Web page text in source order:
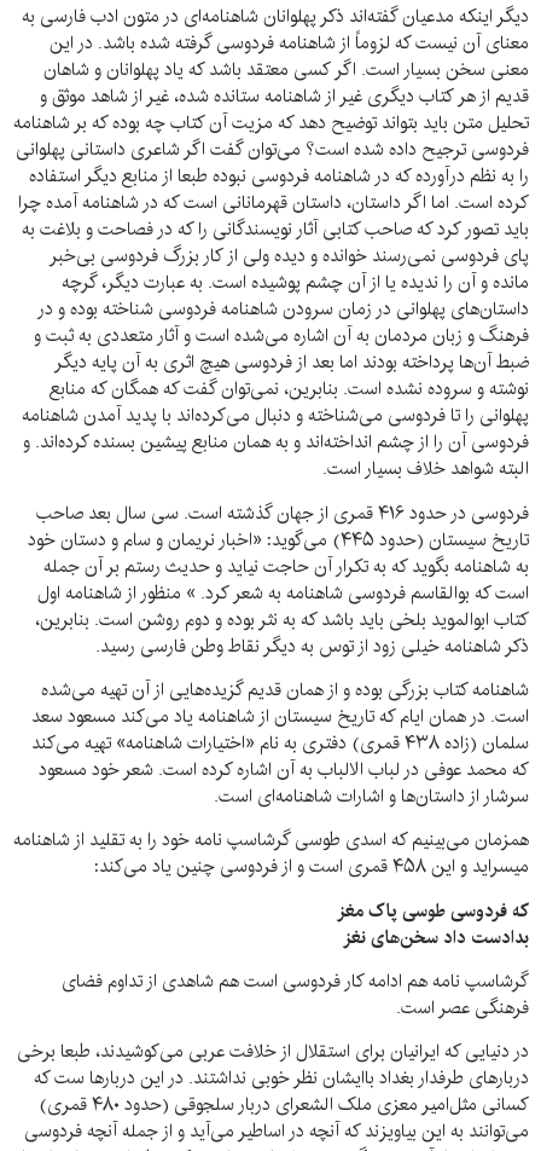
دیگر اینکه مدعیان گفته‌اند ذکر پهلوانان شاهنامه‌ای در متون ادب فارسی به
معنای آن نیست که لزوماً از شاهنامه فردوسی گرفته شده باشد. در این
معنی سخن بسیار است. اگر کسی معتقد باشد که یاد پهلوانان و شاهان
قدیم از هر کتاب دیگری غیر از شاهنامه ستانده شده، غیر از شاهد موثق و
تحلیل متن باید بتواند توضیح دهد که مزیت آن کتاب چه بوده که بر شاهنامه
فردوسی ترجیح داده شده است؟ می‌توان گفت اگر شاعری داستانی پهلوانی
را به نظم درآورده که در شاهنامه فردوسی نبوده طبعا از منابع دیگر استفاده
کرده است. اما اگر داستان، داستان قهرمانانی است که در شاهنامه آمده چرا
باید تصور کرد که صاحب کتابی آثار نویسندگانی را که در فصاحت و بلاغت به
پای فردوسی نمی‌رسند خوانده و دیده ولی از کار بزرگ فردوسی بی‌خبر
مانده و آن را ندیده یا از آن چشم پوشیده است. به عبارت دیگر، گرچه
داستان‌های پهلوانی در زمان سرودن شاهنامه فردوسی شناخته بوده و در
فرهنگ و زبان مردمان به آن اشاره می‌شده است و آثار متعددی به ثبت و
ضبط آن‌ها پرداخته بودند اما بعد از فردوسی هیچ اثری به آن پایه دیگر
نوشته و سروده نشده است. بنابرین، نمی‌توان گفت که همگان که منابع
پهلوانی را تا فردوسی می‌شناخته و دنبال می‌کرده‌اند با پدید آمدن شاهنامه
فردوسی آن را از چشم انداخته‌اند و به همان منابع پیشین بسنده کرده‌اند. و
البته شواهد خلاف بسیار است.
فردوسی در حدود ۴۱۶ قمری از جهان گذشته است. سی سال بعد صاحب
تاریخ سیستان (حدود ۴۴۵) می‌گوید: «اخبار نریمان و سام و دستان خود
به شاهنامه بگوید که به تکرار آن حاجت نیاید و حدیث رستم بر آن جمله
است که بوالقاسم فردوسی شاهنامه به شعر کرد. » منظور از شاهنامه اول
کتاب ابوالموید بلخی باید باشد که به نثر بوده و دوم روشن است. بنابرین،
ذکر شاهنامه خیلی زود از توس به دیگر نقاط وطن فارسی رسید.
شاهنامه کتاب بزرگی بوده و از همان قدیم گزیده‌هایی از آن تهیه می‌شده
است. در همان ایام که تاریخ سیستان از شاهنامه یاد می‌کند مسعود سعد
سلمان (زاده ۴۳۸ قمری) دفتری به نام «اختیارات شاهنامه» تهیه می‌کند
که محمد عوفی در لباب الالباب به آن اشاره کرده است. شعر خود مسعود
سرشار از داستان‌ها و اشارات شاهنامه‌ای است.
همزمان می‌بینیم که اسدی طوسی گرشاسپ نامه خود را به تقلید از شاهنامه
میسراید و این ۴۵۸ قمری است و از فردوسی چنین یاد می‌کند:
که فردوسی طوسی پاک مغز
بدادست داد سخن‌های نغز
گرشاسپ نامه هم ادامه کار فردوسی است هم شاهدی از تداوم فضای
فرهنگی عصر است.
در دنیایی که ایرانیان برای استقلال از خلافت عربی می‌کوشیدند، طبعا برخی
دربار‌های طرفدار بغداد با‌ایشان نظر خوبی نداشتند. در این دربار‌ها ست که
کسانی مثل‌امیر معزی ملک الشعرای دربار سلجوقی (حدود ۴۸۰ قمری)
می‌توانند به این بیاویزند که آنچه در اساطیر می‌آید و از جمله آنچه فردوسی